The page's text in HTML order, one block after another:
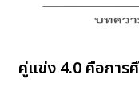
คู่แข่ง 4.0 คือการ